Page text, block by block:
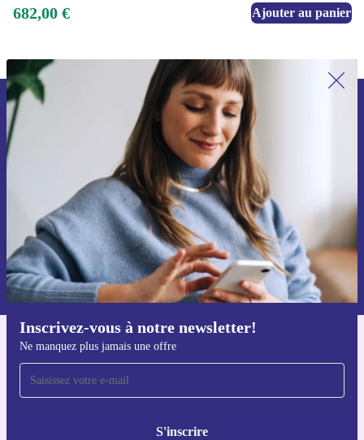
682,00 € Ajouter au panier
Inscrivez-vous à notre newsletter!
Ne manquez plus jamais une offre
S'inscrire
Recevoir offres et infos de refurbed
par mail
Ne manquez plus aucune offre.
S'inscrire
Retrouvez les informations sur l'utilisation des données personnelles
dans notrepolitique de confidentialité.
Téléchargez l'application refurbed
Pour iOS et Android